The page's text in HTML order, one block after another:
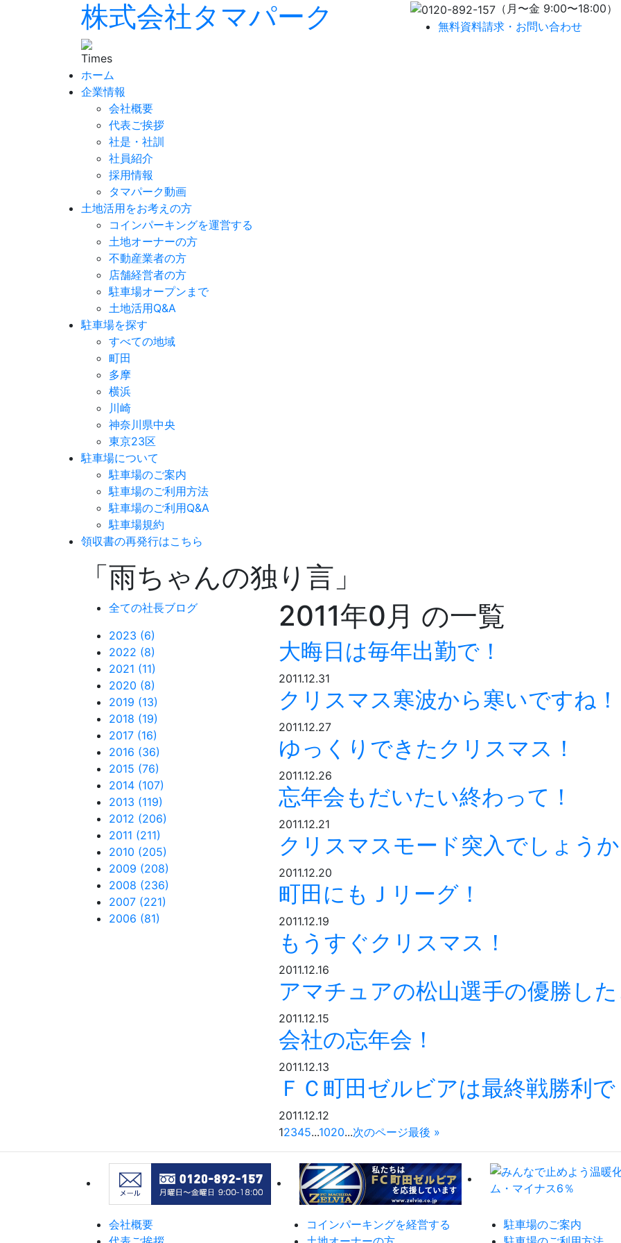
株式会社タマパーク
（月〜金 9:00〜18:00）
無料資料請求・お問い合わせ
ホーム
企業情報
会社概要
代表ご挨拶
社是・社訓
社員紹介
採用情報
タマパーク動画
土地活用をお考えの方
コインパーキングを運営する
土地オーナーの方
不動産業者の方
店舗経営者の方
駐車場オープンまで
土地活用Q&A
駐車場を探す
すべての地域
町田
多摩
横浜
川崎
神奈川県中央
東京23区
駐車場について
駐車場のご案内
駐車場のご利用方法
駐車場のご利用Q&A
駐車場規約
領収書の再発行はこちら
「雨ちゃんの独り言」
全ての社長ブログ
2023 (6)
2022 (8)
2021 (11)
2020 (8)
2019 (13)
2018 (19)
2017 (16)
2016 (36)
2015 (76)
2014 (107)
2013 (119)
2012 (206)
2011 (211)
2010 (205)
2009 (208)
2008 (236)
2007 (221)
2006 (81)
2011年0月 の一覧
大晦日は毎年出勤で！
2011.12.31
クリスマス寒波から寒いですね！
2011.12.27
ゆっくりできたクリスマス！
2011.12.26
忘年会もだいたい終わって！
2011.12.21
クリスマスモード突入でしょう
2011.12.20
町田にもＪリーグ！
2011.12.19
もうすぐクリスマス！
2011.12.16
アマチュアの松山選手の優勝し
2011.12.15
会社の忘年会！
2011.12.13
ＦＣ町田ゼルビアは最終戦勝利で
2011.12.12
12345...1020...次のページ最後 »
会社概要
コインパーキングを経営する
駐車場のご案内